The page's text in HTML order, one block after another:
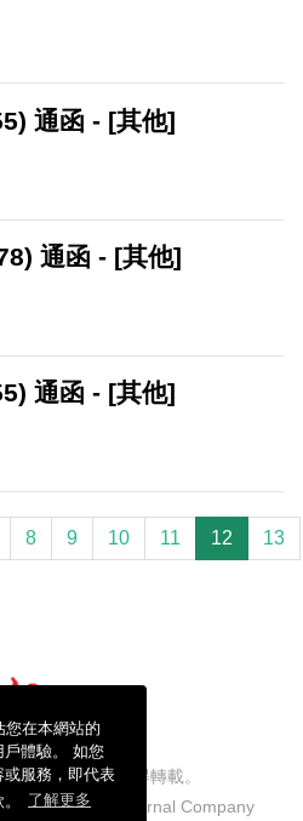
在本網站的
體驗。 如您
服務，即代表
了解更多
通函 - [其他]
通函 - [其他]
通函 - [其他]
8 9 10 11 12 13
司版權所有，不得轉載。
Economic Journal Company